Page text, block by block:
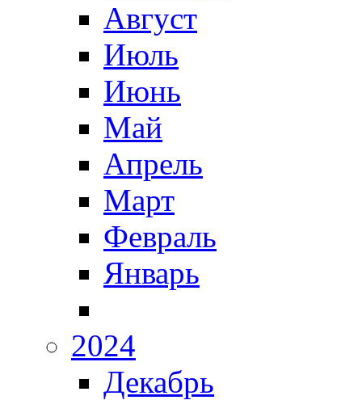
Август
Июль
Июнь
Май
Апрель
Март
Февраль
Январь
2024
Декабрь